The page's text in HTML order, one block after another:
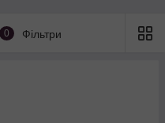
0 Фільтри